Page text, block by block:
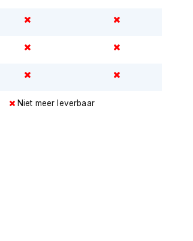
Niet meer leverbaar